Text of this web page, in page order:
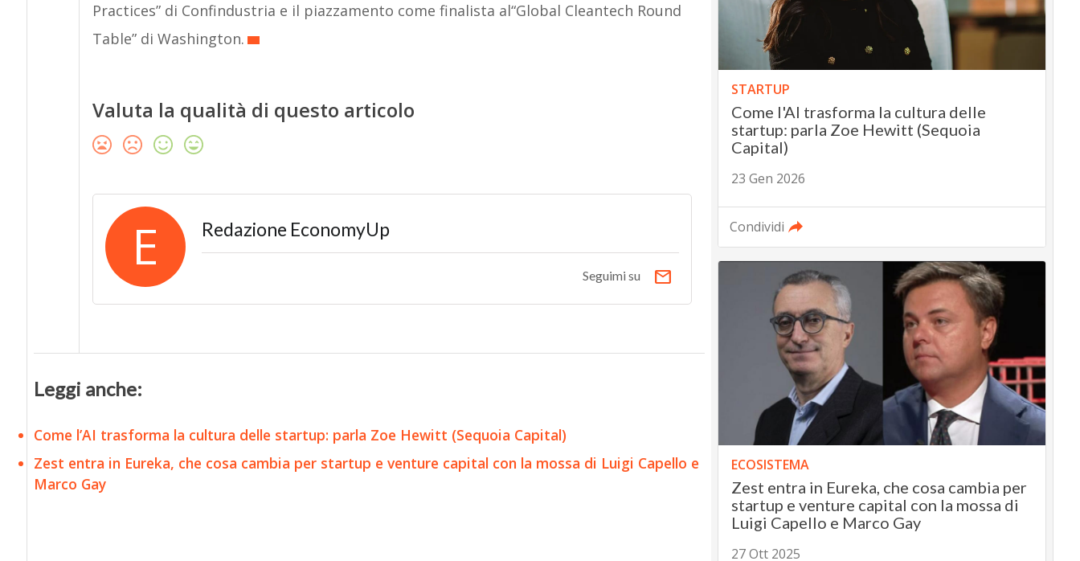
Practices” di Confindustria e il piazzamento come finalista al“Global Cleantech Round
Table” di Washington.
Valuta la qualità di questo articolo
E Redazione EconomyUp
email
Seguimi su
Leggi anche:
​​Come l’AI trasforma la cultura delle startup: parla Zoe Hewitt (Sequoia Capital)
Zest entra in Eureka, che cosa cambia per startup e venture capital con la mossa di Luigi Capello e
Marco Gay
STARTUP
​​Come l'AI trasforma la cultura delle
startup: parla Zoe Hewitt (Sequoia
Capital)
23 Gen 2026
Condividi
ECOSISTEMA
Zest entra in Eureka, che cosa cambia per
startup e venture capital con la mossa di
Luigi Capello e Marco Gay
27 Ott 2025